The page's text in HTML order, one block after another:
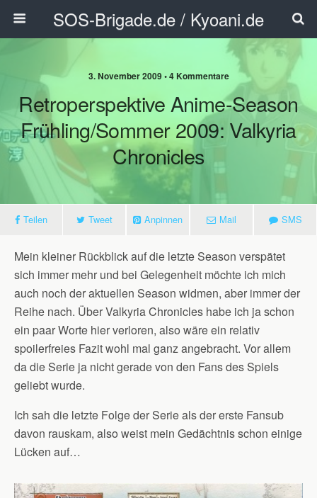
SOS-Brigade.de / Kyoani.de
3. November 2009 • 4 Kommentare
Retroperspektive Anime-Season
Frühling/Sommer 2009: Valkyria
Chronicles
Teilen Tweet Anpinnen Mail SMS
Mein kleiner Rückblick auf die letzte Season verspätet
sich immer mehr und bei Gelegenheit möchte ich mich
auch noch der aktuellen Season widmen, aber immer der
Reihe nach. Über Valkyria Chronicles habe ich ja schon
ein paar Worte hier verloren, also wäre ein relativ
spoilerfreies Fazit wohl mal ganz angebracht. Vor allem
da die Serie ja nicht gerade von den Fans des Spiels
geliebt wurde.
Ich sah die letzte Folge der Serie als der erste Fansub
davon rauskam, also weist mein Gedächtnis schon einige
Lücken auf…